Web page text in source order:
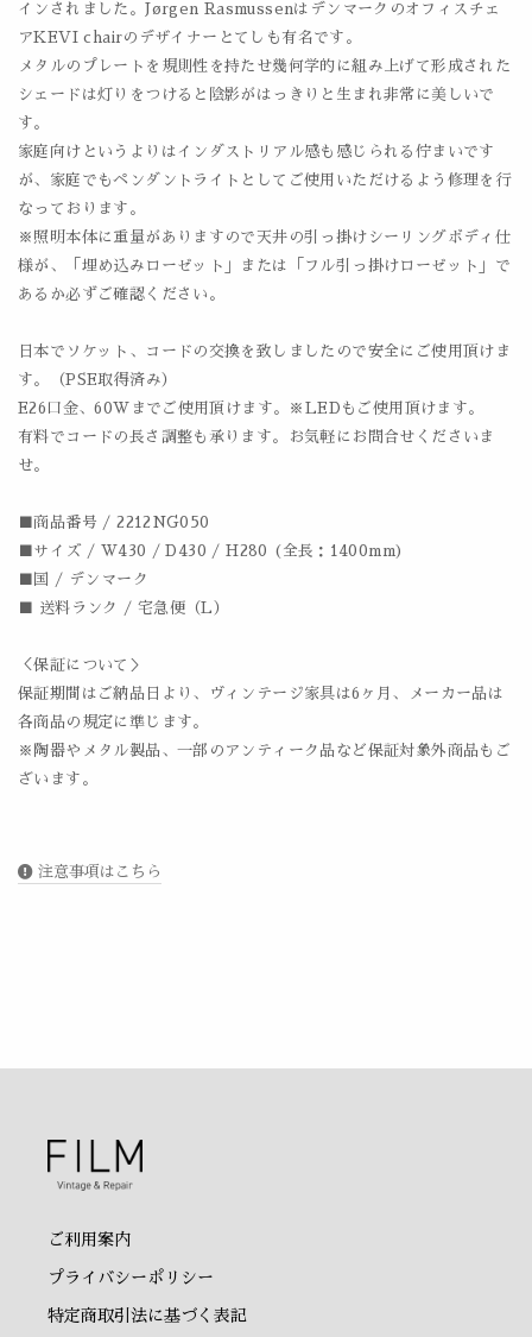
インされました。Jørgen Rasmussenはデンマークのオフィスチェ
アKEVI chairのデザイナーとてしも有名です。
メタルのプレートを規則性を持たせ幾何学的に組み上げて形成された
シェードは灯りをつけると陰影がはっきりと生まれ非常に美しいで
す。
家庭向けというよりはインダストリアル感も感じられる佇まいです
が、家庭でもペンダントライトとしてご使用いただけるよう修理を行
なっております。
※照明本体に重量がありますので天井の引っ掛けシーリングボディ仕
様が、「埋め込みローゼット」または「フル引っ掛けローゼット」で
あるか必ずご確認ください。
日本でソケット、コードの交換を致しましたので安全にご使用頂けま
す。（PSE取得済み）
E26口金、60Wまでご使用頂けます。※LEDもご使用頂けます。
有料でコードの長さ調整も承ります。お気軽にお問合せくださいま
せ。
■商品番号 / 2212NG050
■サイズ / W430 / D430 / H280 (全長：1400mm)
■国 / デンマーク
■ 送料ランク / 宅急便（L）
＜保証について＞
保証期間はご納品日より、ヴィンテージ家具は6ヶ月、メーカー品は
各商品の規定に準じます。
※陶器やメタル製品、一部のアンティーク品など保証対象外商品もご
ざいます。
注意事項はこちら
ご利用案内
プライバシーポリシー
特定商取引法に基づく表記